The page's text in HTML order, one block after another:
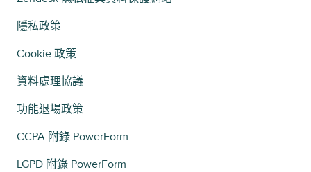
隱私政策
Cookie 政策
資料處理協議
功能退場政策
CCPA 附錄 PowerForm
LGPD 附錄 PowerForm